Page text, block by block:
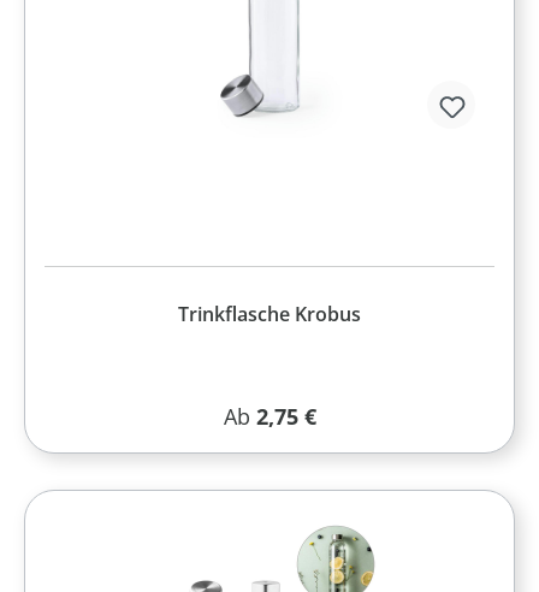
Trinkflasche Krobus
Regulärer Preis:
Ab 2,75 €